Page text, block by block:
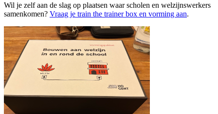
Wil je zelf aan de slag op plaatsen waar scholen en welzijnswerkers
samenkomen? Vraag je train the trainer box en vorming aan.